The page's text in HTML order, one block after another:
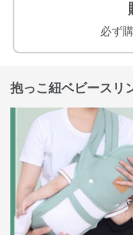
必ず
抱っこ紐ベビースリ